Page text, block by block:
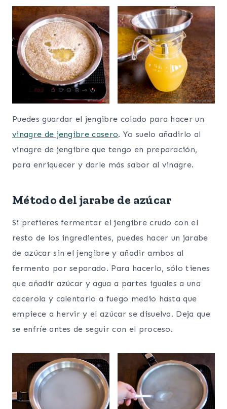
Puedes guardar el jengibre colado para hacer un
vinagre de jengibre casero. Yo suelo añadirlo al
vinagre de jengibre que tengo en preparación,
para enriquecer y darle más sabor al vinagre.
Método del jarabe de azúcar
Si prefieres fermentar el jengibre crudo con el
resto de los ingredientes, puedes hacer un jarabe
de azúcar sin el jengibre y añadir ambos al
fermento por separado. Para hacerlo, sólo tienes
que añadir azúcar y agua a partes iguales a una
cacerola y calentarlo a fuego medio hasta que
empiece a hervir y el azúcar se disuelva. Deja que
se enfríe antes de seguir con el proceso.